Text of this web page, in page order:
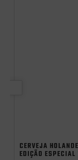
CERVEJA
EDIÇÃO